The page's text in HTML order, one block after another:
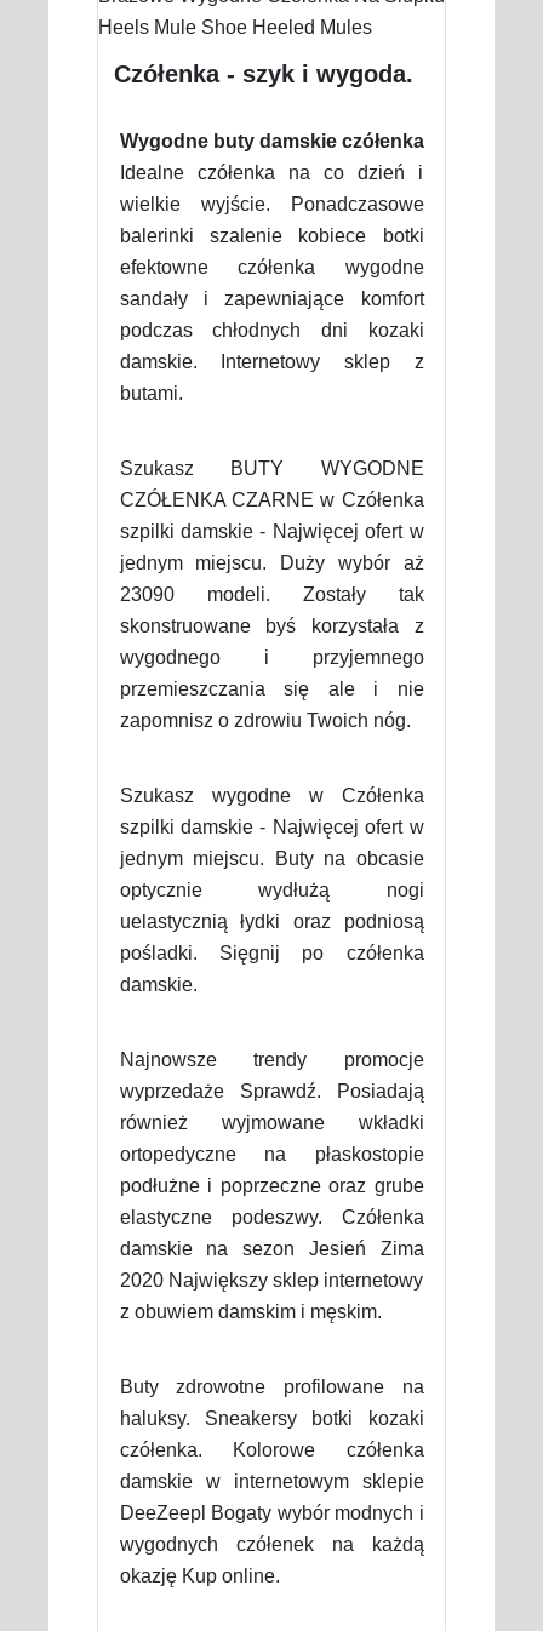
Czółenka - szyk i wygoda.
Wygodne buty damskie czółenka
Idealne czółenka na co dzień i
wielkie wyjście. Ponadczasowe
balerinki szalenie kobiece botki
efektowne czółenka wygodne
sandały i zapewniające komfort
podczas chłodnych dni kozaki
damskie. Internetowy sklep z
butami.
Szukasz BUTY WYGODNE
CZÓŁENKA CZARNE w Czółenka
szpilki damskie - Najwięcej ofert w
jednym miejscu. Duży wybór aż
23090 modeli. Zostały tak
skonstruowane byś korzystała z
wygodnego i przyjemnego
przemieszczania się ale i nie
zapomnisz o zdrowiu Twoich nóg.
Szukasz wygodne w Czółenka
szpilki damskie - Najwięcej ofert w
jednym miejscu. Buty na obcasie
optycznie wydłużą nogi
uelastycznią łydki oraz podniosą
pośladki. Sięgnij po czółenka
damskie.
Najnowsze trendy promocje
wyprzedaże Sprawdź. Posiadają
również wyjmowane wkładki
ortopedyczne na płaskostopie
podłużne i poprzeczne oraz grube
elastyczne podeszwy. Czółenka
damskie na sezon Jesień Zima
2020 Największy sklep internetowy
z obuwiem damskim i męskim.
Buty zdrowotne profilowane na
haluksy. Sneakersy botki kozaki
czółenka. Kolorowe czółenka
damskie w internetowym sklepie
DeeZeepl Bogaty wybór modnych i
wygodnych czółenek na każdą
okazję Kup online.